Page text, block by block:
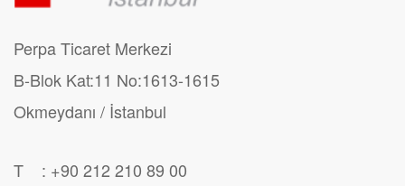
Perpa Ticaret Merkezi
B-Blok Kat:11 No:1613-1615
Okmeydanı / İstanbul
T : +90 212 210 89 00